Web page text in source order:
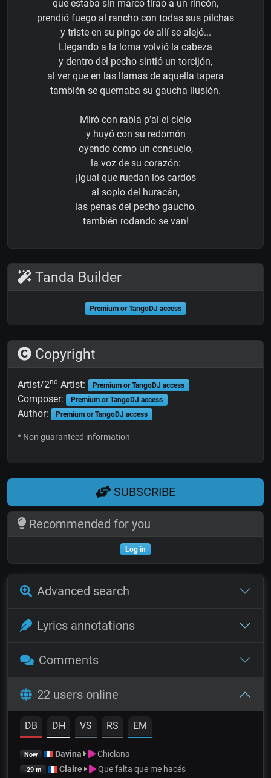
que estaba sin marco tirao a un rincón,
prendió fuego al rancho con todas sus pilchas
y triste en su pingo de allí se alejó...
Llegando a la loma volvió la cabeza
y dentro del pecho sintió un torcijón,
al ver que en las llamas de aquella tapera
también se quemaba su gaucha ilusión.
Miró con rabia p’al el cielo
y huyó con su redomón
oyendo como un consuelo,
la voz de su corazón:
¡Igual que ruedan los cardos
al soplo del huracán,
las penas del pecho gaucho,
también rodando se van!
Tanda Builder
Premium or TangoDJ access
Copyright
Artist/2nd Artist: Premium or TangoDJ access
Composer: Premium or TangoDJ access
Author: Premium or TangoDJ access
* Non guaranteed information
SUBSCRIBE
Recommended for you
Log in
Advanced search
Lyrics annotations
Comments
22 users online
DB DH VS RS EM
Now Davina Chiclana
-29 m Claire Que falta que me hacés